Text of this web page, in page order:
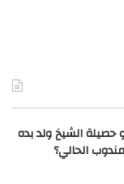
حصيلة الشيخ ولد بده
الحالي؟